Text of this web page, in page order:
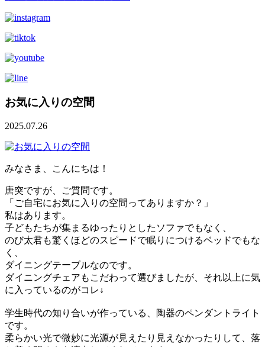
お気に入りの空間
2025.07.26
みなさま、こんにちは！
唐突ですが、ご質問です。
「ご自宅にお気に入りの空間ってありますか？」
私はあります。
子どもたちが集まるゆったりとしたソファでもなく、
のび太君も驚くほどのスピードで眠りにつけるベッドでもな
く、
ダイニングテーブルなのです。
ダイニングチェアもこだわって選びましたが、 それ以上に気
に入っているのがコレ↓
学生時代の知り合いが作っている、陶器のペンダントライト
です。
柔らかい光で微妙に光源が見えたり見えなかったりして、 落